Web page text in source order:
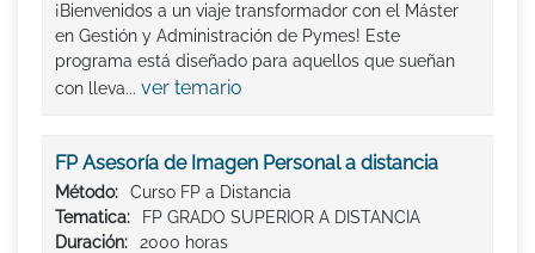
¡Bienvenidos a un viaje transformador con el Máster
en Gestión y Administración de Pymes! Este
programa está diseñado para aquellos que sueñan
con lleva... ver temario
FP Asesoría de Imagen Personal a distancia
Método:
Curso FP a Distancia
Tematica:
FP GRADO SUPERIOR A DISTANCIA
Duración:
2000 horas